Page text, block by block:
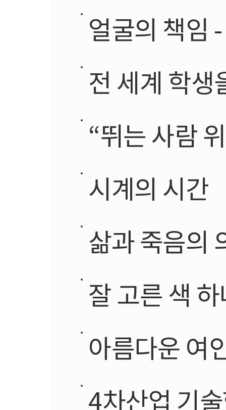
얼굴의 책임
전 세계 학생
“뛰는 사람 위
시계의 시간
삶과 죽음의
잘 고른 색
아름다운 여
4차산업 기